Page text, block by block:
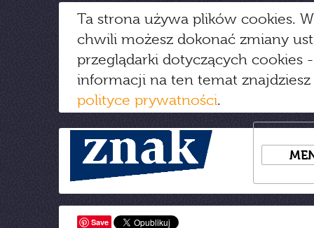
Ta strona używa plików cookies.
chwili możesz dokonać zmiany
przeglądarki dotyczących cookies
informacji na ten temat
polityce prywatności.
Save